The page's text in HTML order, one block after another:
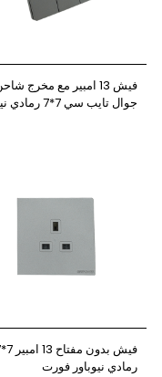
فيش 13 امبير مع مخرج
جوال تايب سي 7*7
فيش بدون
رمادي نيوباور فورت